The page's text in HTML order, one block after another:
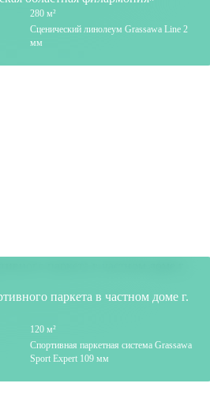
280 м²
Сценический линолеум Grassawa Line 2
мм
паркета в частном доме г.
120 м²
Спортивная паркетная система Grassawa
Sport Expert 109 мм